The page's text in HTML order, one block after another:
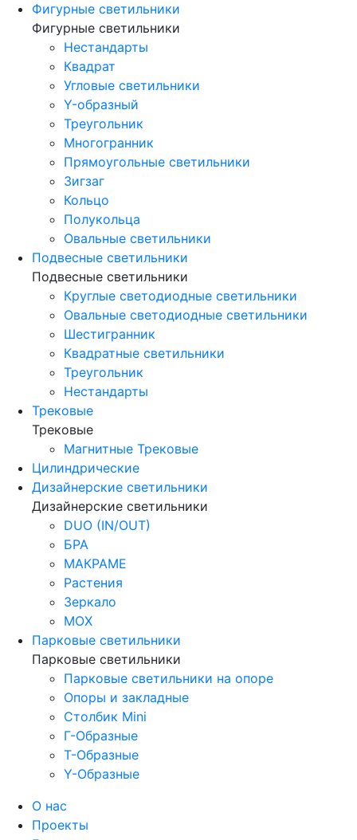
Фигурные светильники
Фигурные светильники
Нестандарты
Квадрат
Угловые светильники
Y-образный
Треугольник
Многогранник
Прямоугольные светильники
Зигзаг
Кольцо
Полукольца
Овальные светильники
Подвесные светильники
Подвесные светильники
Круглые светодиодные светильники
Овальные светодиодные светильники
Шестигранник
Квадратные светильники
Треугольник
Нестандарты
Трековые
Трековые
Магнитные Трековые
Цилиндрические
Дизайнерские светильники
Дизайнерские светильники
DUO (IN/OUT)
БРА
МАКРАМЕ
Растения
Зеркало
МОХ
Парковые светильники
Парковые светильники
Парковые светильники на опоре
Опоры и закладные
Столбик Mini
Г-Образные
Т-Образные
Y-Образные
О нас
Проекты